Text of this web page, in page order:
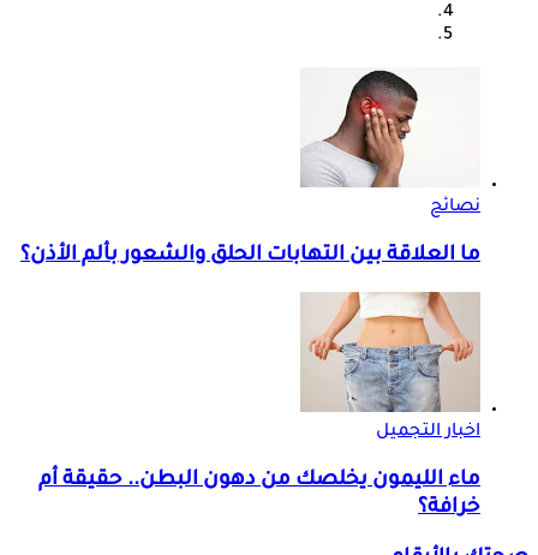
نصائح
ما العلاقة بين التهابات الحلق والشعور بألم الأذن؟
اخبار التجميل
ماء الليمون يخلصك من دهون البطن.. حقيقة أم
خرافة؟